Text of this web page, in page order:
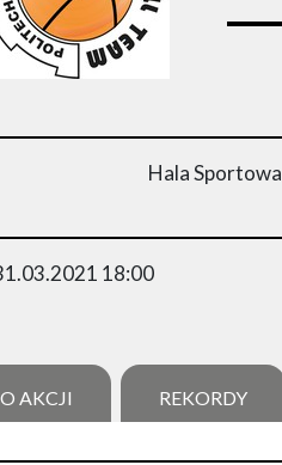
Hala
18:00
AKCJI REKORDY